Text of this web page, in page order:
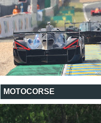
MOTOCORSE